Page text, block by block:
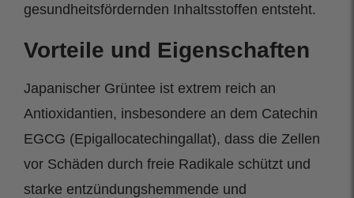
gesundheitsfördernden Inhaltsstoffen entsteht.
Vorteile und Eigenschaften
Japanischer Grüntee ist extrem reich an
Antioxidantien, insbesondere an dem Catechin
EGCG (Epigallocatechingallat), dass die Zellen
vor Schäden durch freie Radikale schützt und
starke entzündungshemmende und